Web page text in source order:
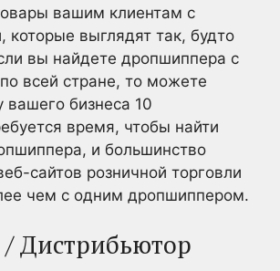
вашим клиентам с
которые выглядят так, будто
вы найдете дропшиппера с
всей стране, то можете
вашего бизнеса 10
время, чтобы найти
и большинство
сайтов розничной торговли
чем с одним дропшиппером.
Дистрибьютор